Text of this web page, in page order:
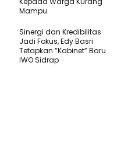
Mampu
Sinergi dan Kredibilitas
Jadi Fokus, Edy Basri
Tetapkan “Kabinet” Baru
IWO Sidrap